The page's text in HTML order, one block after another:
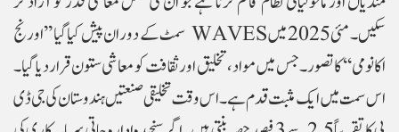
سکیں۔ مئی 2025 میں WAVES سمٹ کے دوران پیش کیا گیا ’’اورنج
اکانومی‘‘ کا تصور۔جس میں مواد، تخلیق اور ثقافت کو معاشی ستون قرار دیا گیا۔
اس سمت میں ایک مثبت قدم ہے۔ اس وقت تخلیقی صنعتیں ہندوستان کی جی ڈی